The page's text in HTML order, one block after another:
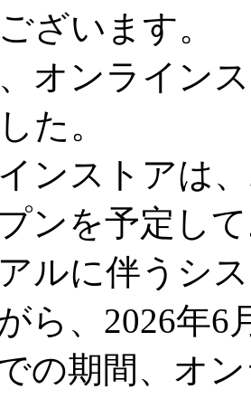
ざいます。
オンライン
た。
ンストアは
ンを予定し
ルに伴うシ
ら、2026年6
での期間、オ